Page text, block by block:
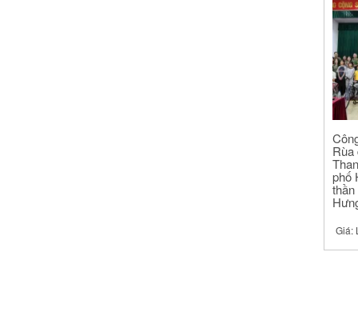
Rùa
phố
thần
Giá: